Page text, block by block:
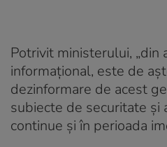
Potrivit ministerului, „din
informaţional, este de
dezinformare de acest
subiecte de securitate şi
continue şi în perioada